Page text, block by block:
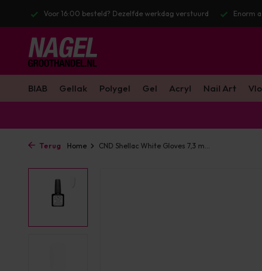
Enorm assortiment & alle bekende merken Gratis
BIAB Gellak Polygel Gel Acryl Nail Art
Terug Home CND Shellac White Gloves 7,3 m...